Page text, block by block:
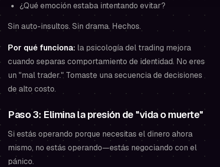
¿Qué emoción estaba intentando evitar?
Sin auto-insultos. Sin drama. Hechos.
Por qué funciona: la psicología del trading mejora
cuando separas comportamiento de identidad. No eres
un "mal trader." Tomaste una secuencia de decisiones
de alto costo.
Paso 3: Elimina la presión de "vida o muerte"
Si estás operando porque necesitas el dinero ahora
mismo, no estás operando—estás negociando con el
pánico.